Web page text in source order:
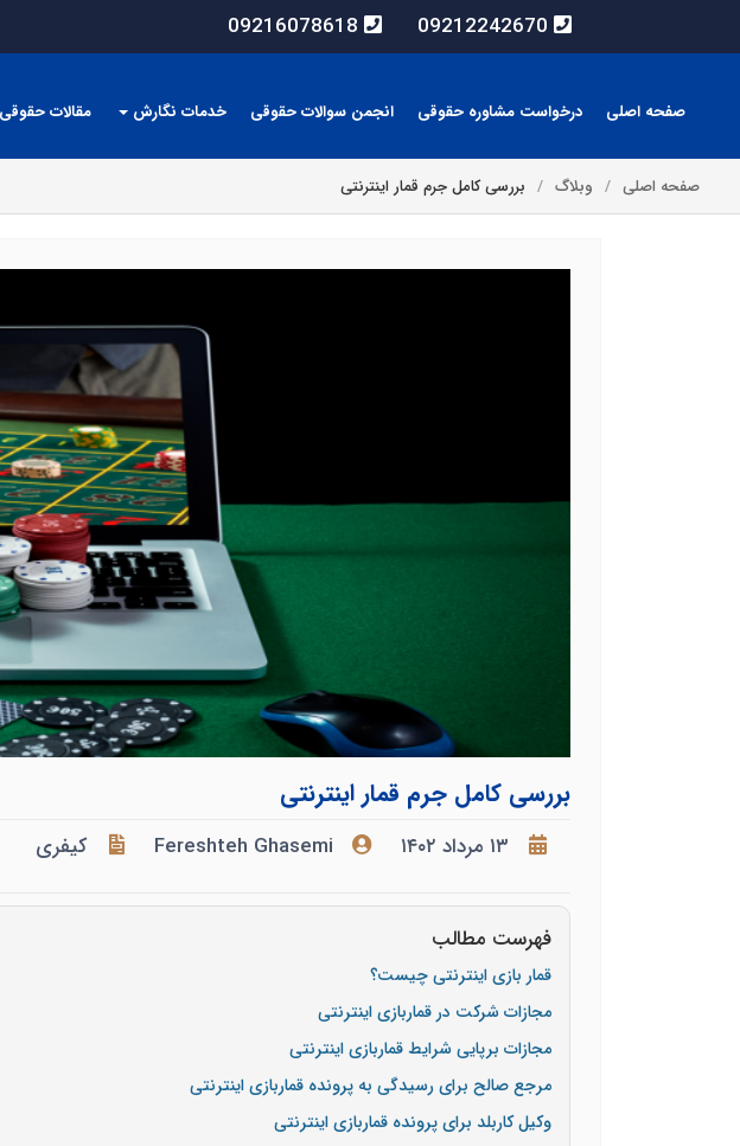
09212242670
09216078618
صفحه اصلی درخواست مشاوره حقوقی انجمن سوالات حقوقی خدمات نگارش مقالات
صفحه اصلی وبلاگ بررسی کامل جرم قمار اینترنتی
بررسی کامل جرم قمار اینترنتی
۱۳ مرداد ۱۴۰۲ Fereshteh Ghasemi کیفری
فهرست مطالب
قمار بازی اینترنتی چیست؟
مجازات شرکت در قماربازی اینترنتی
مجازات برپایی شرایط قماربازی اینترنتی
مرجع صالح برای رسیدگی به پرونده قماربازی اینترنتی
وکیل کاربلد برای پرونده قماربازی اینترنتی